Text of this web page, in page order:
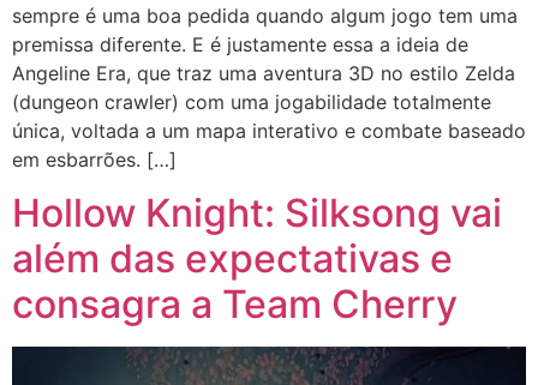
sempre é uma boa pedida quando algum jogo tem uma
premissa diferente. E é justamente essa a ideia de
Angeline Era, que traz uma aventura 3D no estilo Zelda
(dungeon crawler) com uma jogabilidade totalmente
única, voltada a um mapa interativo e combate baseado
em esbarrões. […]
Hollow Knight: Silksong vai
além das expectativas e
consagra a Team Cherry